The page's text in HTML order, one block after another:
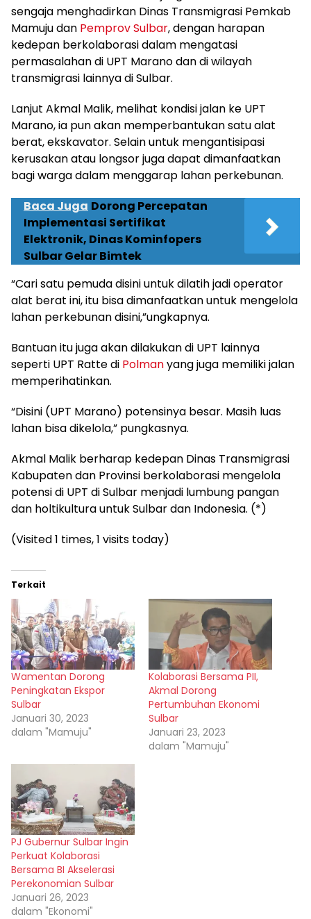
sengaja menghadirkan Dinas Transmigrasi Pemkab
Mamuju dan Pemprov Sulbar, dengan harapan
kedepan berkolaborasi dalam mengatasi
permasalahan di UPT Marano dan di wilayah
transmigrasi lainnya di Sulbar.
Lanjut Akmal Malik, melihat kondisi jalan ke UPT
Marano, ia pun akan memperbantukan satu alat
berat, ekskavator. Selain untuk mengantisipasi
kerusakan atau longsor juga dapat dimanfaatkan
bagi warga dalam menggarap lahan perkebunan.
Baca Juga Dorong Percepatan
Implementasi Sertifikat
Elektronik, Dinas Kominfopers
Sulbar Gelar Bimtek
“Cari satu pemuda disini untuk dilatih jadi operator
alat berat ini, itu bisa dimanfaatkan untuk mengelola
lahan perkebunan disini,”ungkapnya.
Bantuan itu juga akan dilakukan di UPT lainnya
seperti UPT Ratte di Polmanyang juga memiliki jalan
memperihatinkan.
“Disini (UPT Marano) potensinya besar. Masih luas
lahan bisa dikelola,” pungkasnya.
Akmal Malik berharap kedepan Dinas Transmigrasi
Kabupaten dan Provinsi berkolaborasi mengelola
potensi di UPT di Sulbar menjadi lumbung pangan
dan holtikultura untuk Sulbar dan Indonesia. (*)
(Visited 1 times, 1 visits today)
Terkait
Wamentan Dorong
Peningkatan Ekspor
Sulbar
Januari 30, 2023
dalam "Mamuju"
Kolaborasi Bersama PII,
Akmal Dorong
Pertumbuhan Ekonomi
Sulbar
Januari 23, 2023
dalam "Mamuju"
PJ Gubernur Sulbar Ingin
Perkuat Kolaborasi
Bersama BI Akselerasi
Perekonomian Sulbar
Januari 26, 2023
dalam "Ekonomi"